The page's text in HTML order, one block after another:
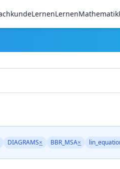
LernenLernenMathematik
DIAGRAMS× BBR_MSA×